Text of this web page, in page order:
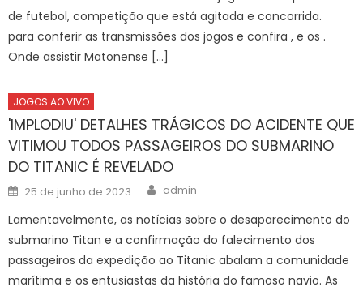
de futebol, competição que está agitada e concorrida.
para conferir as transmissões dos jogos e confira , e os .
Onde assistir Matonense […]
JOGOS AO VIVO
'IMPLODIU' DETALHES TRÁGICOS DO ACIDENTE QUE
VITIMOU TODOS PASSAGEIROS DO SUBMARINO
DO TITANIC É REVELADO
Posted
on
25 de junho de 2023 Author
admin
Lamentavelmente, as notícias sobre o desaparecimento do
submarino Titan e a confirmação do falecimento dos
passageiros da expedição ao Titanic abalam a comunidade
marítima e os entusiastas da história do famoso navio. As